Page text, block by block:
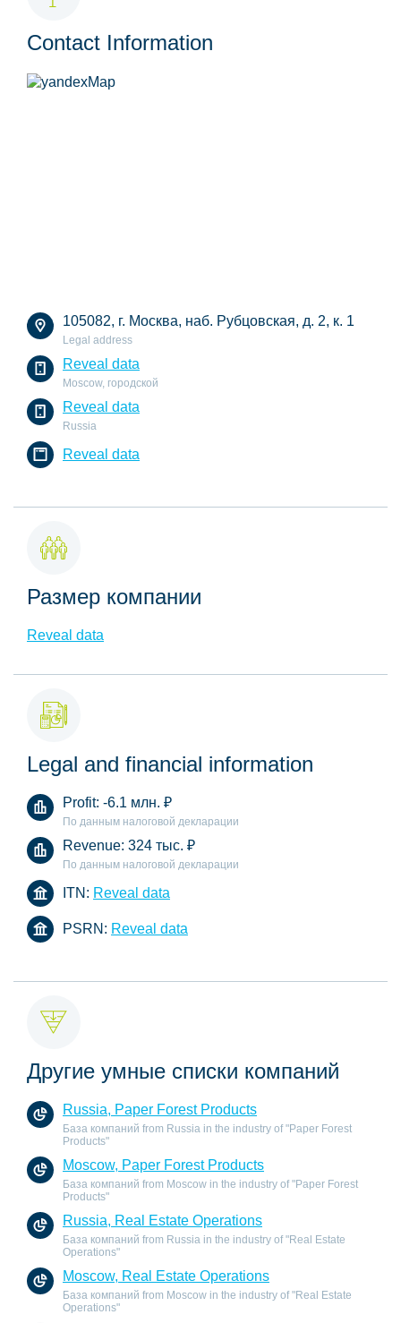
Contact Information
105082, г. Москва, наб. Рубцовская, д. 2, к. 1
Legal address
Reveal data
Moscow, городской
Reveal data
Russia
Reveal data
Размер компании
Reveal data
Legal and financial information
Profit: -6.1 млн. ₽
По данным налоговой декларации
Revenue: 324 тыс. ₽
По данным налоговой декларации
ITN: Reveal data
PSRN: Reveal data
Другие умные списки компаний
Russia, Paper Forest Products
База компаний from Russia in the industry of "Paper Forest
Products"
Moscow, Paper Forest Products
База компаний from Moscow in the industry of "Paper Forest
Products"
Russia, Real Estate Operations
База компаний from Russia in the industry of "Real Estate
Operations"
Moscow, Real Estate Operations
База компаний from Moscow in the industry of "Real Estate
Operations"